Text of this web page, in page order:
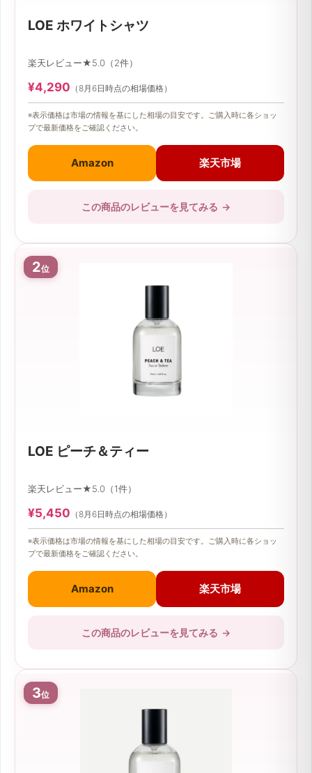
LOE ホワイトシャツ
¥4,290（8月6日時点の相場価格）
※表示価格は市場の情報を基にした相場の目安です。ご購入時に各ショッ
プで最新価格をご確認ください。
Amazon
この商品のレビューを見てみる →
LOE ピーチ＆ティー
¥5,450（8月6日時点の相場価格）
※表示価格は市場の情報を基にした相場の目安です。ご購入時に各ショッ
プで最新価格をご確認ください。
Amazon
この商品のレビューを見てみる →